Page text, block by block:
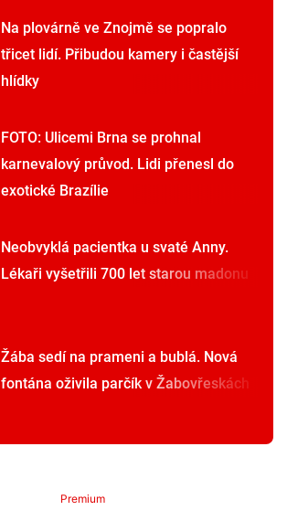
Na plovárně ve Znojmě se popralo
třicet lidí. Přibudou kamery i častější
hlídky
FOTO: Ulicemi Brna se prohnal
karnevalový průvod. Lidi přenesl do
exotické Brazílie
Neobvyklá pacientka u svaté Anny.
Lékaři vyšetřili 700 let starou madonu
Žába sedí na prameni a bublá. Nová
fontána oživila parčík v Žabovřeskách
Premium